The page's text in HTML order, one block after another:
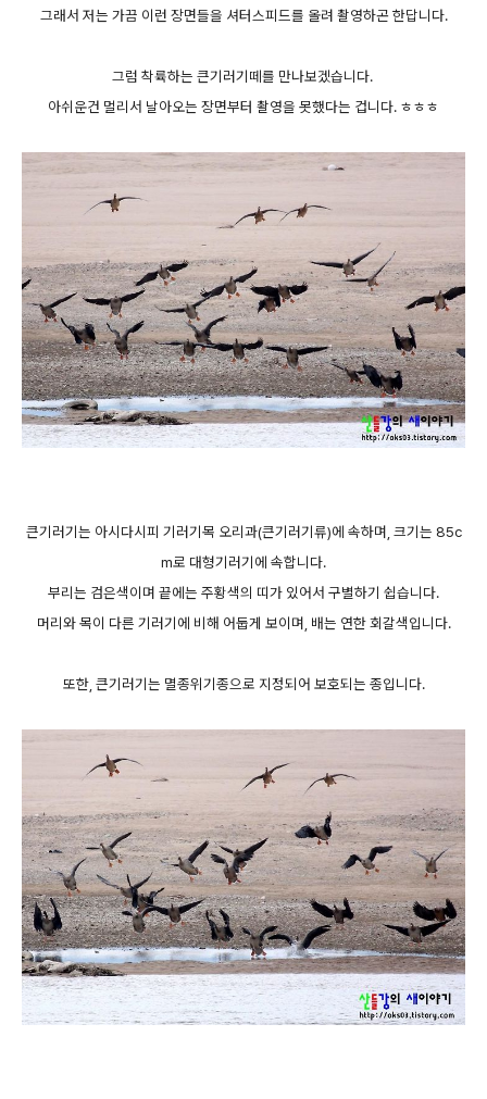
그래서 저는 가끔 이런 장면들을 셔터스피드를 올려 촬영하곤 한답니다.
그럼 착륙하는 큰기러기떼를 만나보겠습니다.
아쉬운건 멀리서 날아오는 장면부터 촬영을 못했다는 겁니다. ㅎㅎㅎ
큰기러기는 아시다시피 기러기목 오리과(큰기러기류)에 속하며, 크기는 85c
m로 대형기러기에 속합니다.
부리는 검은색이며 끝에는 주황색의 띠가 있어서 구별하기 쉽습니다.
머리와 목이 다른 기러기에 비해 어둡게 보이며, 배는 연한 회갈색입니다.
또한, 큰기러기는 멸종위기종으로 지정되어 보호되는 종입니다.